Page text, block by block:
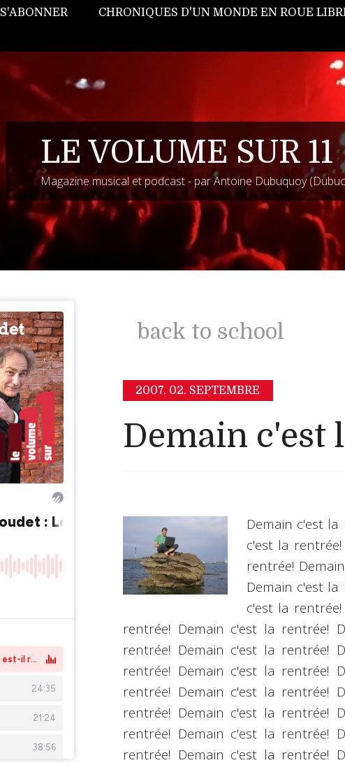
S'ABONNER CHRONIQUES D'UN MONDE EN ROUE
LE VOLUME SUR 11
Magazine musical et podcast - par Antoine Dubuquoy
back to school
2007. 02. SEPTEMBRE
Demain c'est
Demain c'est
c'est la
rentrée!
Demain c'est
c'est la
rentrée! Demain c'est la rentrée!
rentrée! Demain c'est la rentrée!
rentrée! Demain c'est la rentrée!
rentrée! Demain c'est la rentrée!
rentrée! Demain c'est la rentrée!
rentrée! Demain c'est la rentrée!
rentrée! Demain c'est la rentrée!